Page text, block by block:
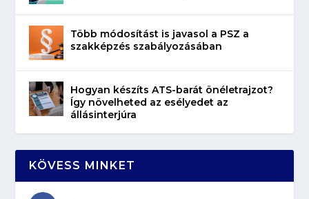
Több módosítást is javasol a PSZ a
szakképzés szabályozásában
Hogyan készíts ATS-barát önéletrajzot?
Így növelheted az esélyedet az
állásinterjúra
KÖVESS MINKET